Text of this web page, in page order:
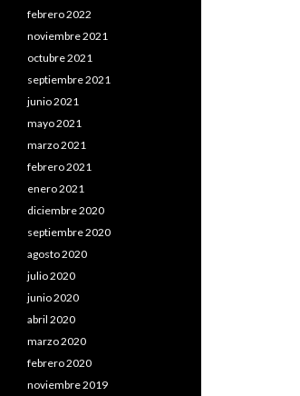
febrero 2022
noviembre 2021
octubre 2021
septiembre 2021
junio 2021
mayo 2021
marzo 2021
febrero 2021
enero 2021
diciembre 2020
septiembre 2020
agosto 2020
julio 2020
junio 2020
abril 2020
marzo 2020
febrero 2020
noviembre 2019